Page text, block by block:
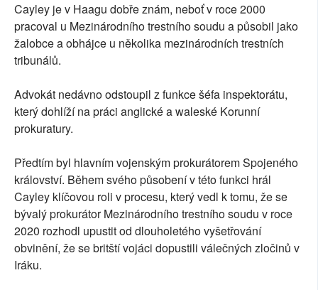
Cayley je v Haagu dobře znám, neboť v roce 2000
pracoval u Mezinárodního trestního soudu a působil jako
žalobce a obhájce u několika mezinárodních trestních
tribunálů.
Advokát nedávno odstoupil z funkce šéfa inspektorátu,
který dohlíží na práci anglické a waleské Korunní
prokuratury.
Předtím byl hlavním vojenským prokurátorem Spojeného
království. Během svého působení v této funkci hrál
Cayley klíčovou roli v procesu, který vedl k tomu, že se
bývalý prokurátor Mezinárodního trestního soudu v roce
2020 rozhodl upustit od dlouholetého vyšetřování
obvinění, že se britští vojáci dopustili válečných zločinů v
Iráku.